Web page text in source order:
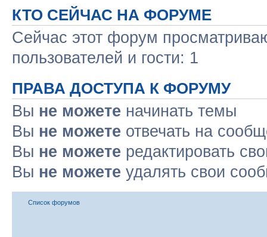
КТО СЕЙЧАС НА ФОРУМЕ
Сейчас этот форум
пользователей и гости: 1
ПРАВА ДОСТУПА К ФОРУМУ
Вы не можете начинать темы
Вы не можете отвечать на
Вы не можете редактировать
Вы не можете удалять свои
Список форумов